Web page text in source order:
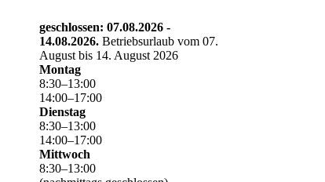
geschlossen: 07.08.2026 -
14.08.2026. Betriebsurlaub vom 07.
August bis 14. August 2026
Montag
8:30–13:00
14:00–17:00
Dienstag
8:30–13:00
14:00–17:00
Mittwoch
8:30–13:00